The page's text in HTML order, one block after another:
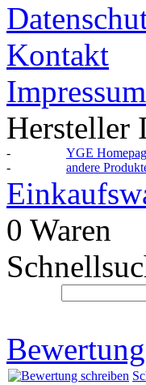
Kontakt
Impressum
Hersteller
-
YGE
-
andere
0 Waren